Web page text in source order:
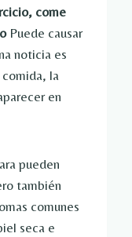
come
Puede causar
noticia es
comida, la
en
pueden
también
comunes
seca e